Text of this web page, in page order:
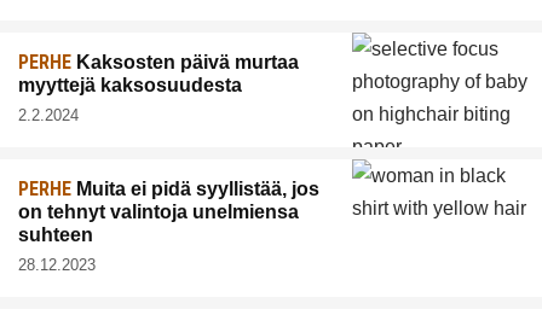
PERHE Kaksosten päivä murtaa
myyttejä kaksosuudesta
2.2.2024
PERHE Muita ei pidä syyllistää, jos
on tehnyt valintoja unelmiensa
suhteen
28.12.2023